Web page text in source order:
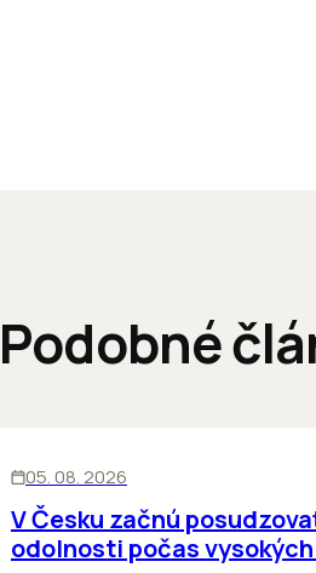
Podobné
05. 08. 2026
V Česku začnú
odolnosti počas